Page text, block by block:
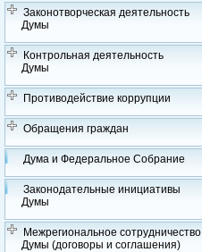
Законотворческая деятельность
Думы
Контрольная деятельность
Думы
Противодействие коррупции
Обращения граждан
Дума и Федеральное Собрание
Законодательные инициативы
Думы
Межрегиональное сотрудничество
Думы (договоры и соглашения)